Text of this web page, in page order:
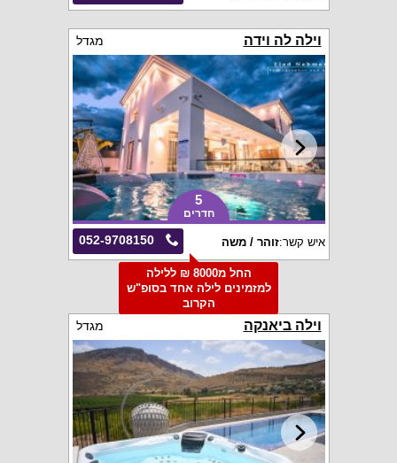
וילה לה וידה מגדל
5
חדרים
052-9708150 איש קשר:זוהר / משה
החל מ8000 ₪ ללילה
למזמינים לילה אחד בסופ"ש
הקרוב
וילה ביאנקה מגדל